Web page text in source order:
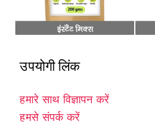
उपयोगी लिंक
हमारे साथ विज्ञापन करें
हमसे संपर्क करें